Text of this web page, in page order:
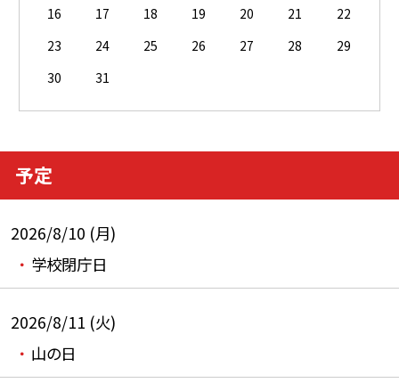
16
17 18 19 20 21
22
23
24 25 26 27 28
29
30
31
予定
2026/8/10 (月)
学校閉庁日
2026/8/11 (火)
山の日